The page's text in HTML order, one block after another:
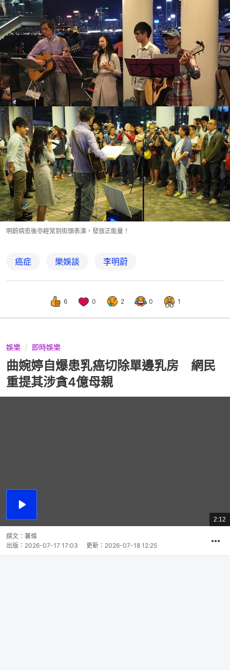
明蔚病愈後亦經常到街頭表演，發放正能量！
癌症 樂娛談 李明蔚
6 0 2 0 1
娛樂 即時娛樂
曲婉婷自爆患乳癌切除單邊乳房 網民
重提其涉貪4億母親
播
總
共
2:12
撰文： 薯條
出版： 2026-07-17 17:03 更新： 2026-07-18 12:25